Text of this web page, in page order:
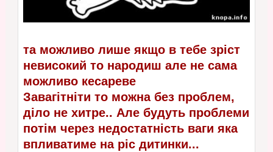
та можливо лише якщо в тебе зріст
невисокий то народиш але не сама
можливо кесареве
Завагітніти то можна без проблем,
діло не хитре.. Але будуть проблеми
потім через недостатність ваги яка
впливатиме на ріс дитинки...